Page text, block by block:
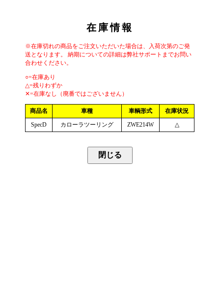
在庫情報
※在庫切れの商品をご注文いただいた場合は、入荷次第のご発
送となります。 納期についての詳細は弊社サポートまでお問い
合わせください。
○=在庫あり
△=残りわずか
✕=在庫なし（廃番ではございません）
商品名 車種 車輌形式
在庫状況
SpecD
カローラツーリング ZWE214W △